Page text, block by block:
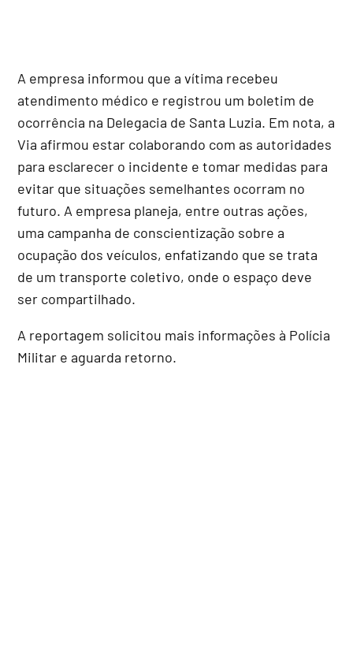
A empresa informou que a vítima recebeu
atendimento médico e registrou um boletim de
ocorrência na Delegacia de Santa Luzia. Em nota, a
Via afirmou estar colaborando com as autoridades
para esclarecer o incidente e tomar medidas para
evitar que situações semelhantes ocorram no
futuro. A empresa planeja, entre outras ações,
uma campanha de conscientização sobre a
ocupação dos veículos, enfatizando que se trata
de um transporte coletivo, onde o espaço deve
ser compartilhado.
A reportagem solicitou mais informações à Polícia
Militar e aguarda retorno.